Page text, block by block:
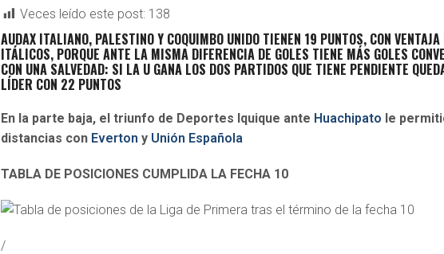
Veces leído este post: 138
AUDAX ITALIANO, PALESTINO Y COQUIMBO UNIDO TIENEN 19 PUNTOS, CON
ITÁLICOS, PORQUE ANTE LA MISMA DIFERENCIA DE GOLES TIENE MÁS GOLES
CON UNA SALVEDAD: SI LA U GANA LOS DOS PARTIDOS QUE TIENE PENDIENTE
LÍDER CON 22 PUNTOS
En la parte baja, el triunfo de Deportes Iquique ante Huachipato le
distancias con Everton y Unión Española
TABLA DE POSICIONES CUMPLIDA LA FECHA 10
/